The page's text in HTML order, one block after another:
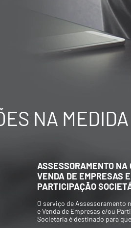
NA
AVALIAÇÃO
FINANCEIRA DE
Elaboração de Valuations para
e/ou venda de participações
ou mesmo composições